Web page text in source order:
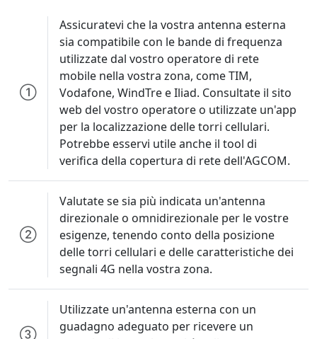
Assicuratevi che la vostra antenna esterna
sia compatibile con le bande di frequenza
utilizzate dal vostro operatore di rete
mobile nella vostra zona, come TIM,
Vodafone, WindTre e Iliad. Consultate il sito
web del vostro operatore o utilizzate un'app
per la localizzazione delle torri cellulari.
Potrebbe esservi utile anche il tool di
verifica della copertura di rete dell'AGCOM.
Valutate se sia più indicata un'antenna
direzionale o omnidirezionale per le vostre
esigenze, tenendo conto della posizione
delle torri cellulari e delle caratteristiche dei
segnali 4G nella vostra zona.
Utilizzate un'antenna esterna con un
guadagno adeguato per ricevere un